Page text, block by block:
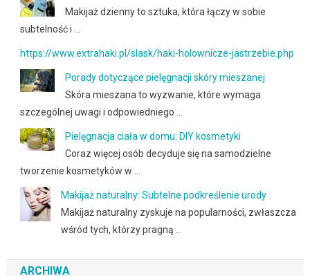
Makijaż dzienny to sztuka, która łączy w sobie
subtelność i …
https://www.extrahaki.pl/slask/haki-holownicze-jastrzebie.php
Porady dotyczące pielęgnacji skóry mieszanej
Skóra mieszana to wyzwanie, które wymaga
szczególnej uwagi i odpowiedniego …
Pielęgnacja ciała w domu: DIY kosmetyki
Coraz więcej osób decyduje się na samodzielne
tworzenie kosmetyków w …
Makijaż naturalny: Subtelne podkreślenie urody
Makijaż naturalny zyskuje na popularności, zwłaszcza
wśród tych, którzy pragną …
ARCHIWA